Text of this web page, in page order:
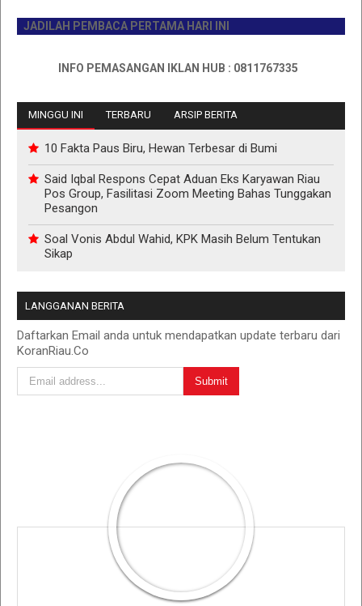
JADILAH PEMBACA PERTAMA HARI INI
INFO PEMASANGAN IKLAN HUB : 0811767335
MINGGU INI TERBARU ARSIP BERITA
10 Fakta Paus Biru, Hewan Terbesar di Bumi
Said Iqbal Respons Cepat Aduan Eks Karyawan Riau
Pos Group, Fasilitasi Zoom Meeting Bahas Tunggakan
Pesangon
Soal Vonis Abdul Wahid, KPK Masih Belum Tentukan
Sikap
LANGGANAN BERITA
Daftarkan Email anda untuk mendapatkan update terbaru dari
KoranRiau.Co